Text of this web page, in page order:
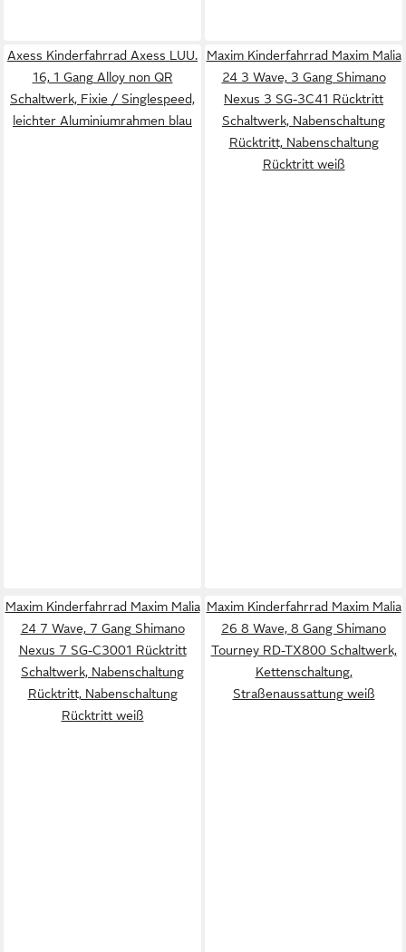
Axess Kinderfahrrad Axess LUU.
16, 1 Gang Alloy non QR
Schaltwerk, Fixie / Singlespeed,
leichter Aluminiumrahmen blau
Maxim Kinderfahrrad Maxim Malia
24 3 Wave, 3 Gang Shimano
Nexus 3 SG-3C41 Rücktritt
Schaltwerk, Nabenschaltung
Rücktritt, Nabenschaltung
Rücktritt weiß
Maxim Kinderfahrrad Maxim Malia
24 7 Wave, 7 Gang Shimano
Nexus 7 SG-C3001 Rücktritt
Schaltwerk, Nabenschaltung
Rücktritt, Nabenschaltung
Rücktritt weiß
Maxim Kinderfahrrad Maxim Malia
26 8 Wave, 8 Gang Shimano
Tourney RD-TX800 Schaltwerk,
Kettenschaltung,
Straßenaussattung weiß